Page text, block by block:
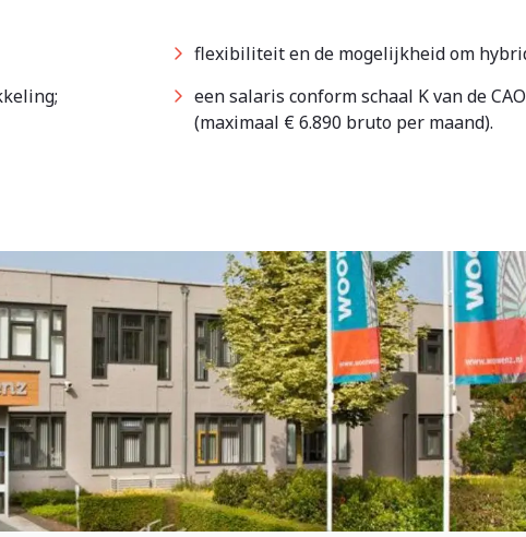
flexibiliteit en de mogelijkheid om
een salaris conform schaal K van de
(maximaal € 6.890 bruto per maand).